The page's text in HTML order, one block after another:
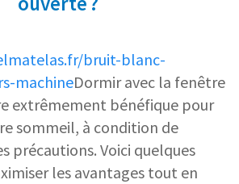
bruit-blanc-
machineDormir avec la fenêtre
extrêmement bénéfique pour
sommeil, à condition de
précautions. Voici quelques
les avantages tout en